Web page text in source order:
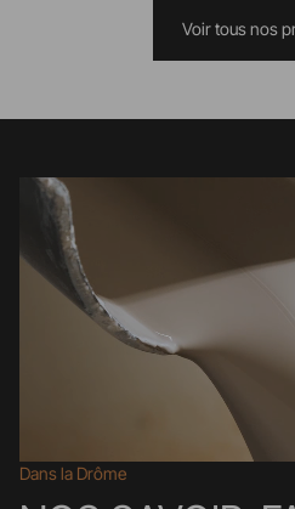
Voir tous nos
Dans la Drôme